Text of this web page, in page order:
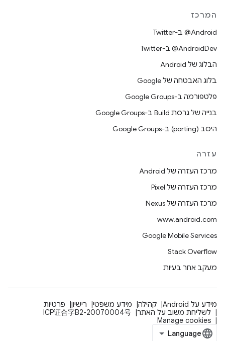
המרכז
‎@Android ב-Twitter
‎@AndroidDev ב-Twitter
הבלוג של Android
בלוג האבטחה של Google
פלטפורמה ב-Google Groups
בנייה של גרסת Build ב-Google Groups
היסב (porting) ב-Google Groups
עזרה
מרכז העזרה של Android
מרכז העזרה של Pixel
מרכז העזרה של Nexus
www.android.com
Google Mobile Services
Stack Overflow
מעקב אחר בעיות
מידע על Android קהילה מידע משפטי רישיון
פרטיות
לשליחת משוב על האתר
ICP证合字B2-20070004号
Manage cookies